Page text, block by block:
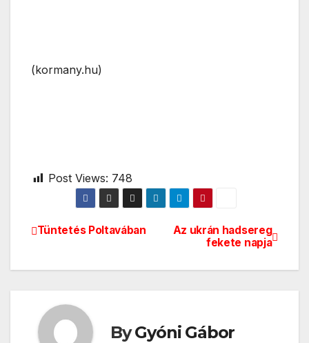
(kormany.hu)
Post Views: 748
Bejegyzés
navigáció
Az ukrán hadsereg
fekete napja
Tüntetés Poltavában
ByGyóni Gábor